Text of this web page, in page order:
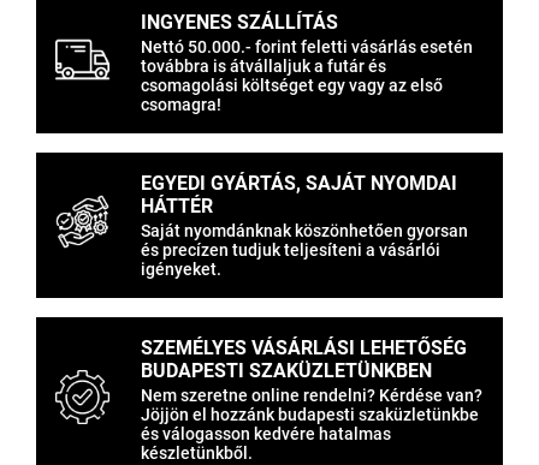
INGYENES SZÁLLÍTÁS
Nettó 50.000.- forint feletti vásárlás esetén
továbbra is átvállaljuk a futár és
csomagolási költséget egy vagy az első
csomagra!
EGYEDI GYÁRTÁS, SAJÁT NYOMDAI
HÁTTÉR
Saját nyomdánknak köszönhetően gyorsan
és precízen tudjuk teljesíteni a vásárlói
igényeket.
SZEMÉLYES VÁSÁRLÁSI LEHETŐSÉG
BUDAPESTI SZAKÜZLETÜNKBEN
Nem szeretne online rendelni? Kérdése van?
Jöjjön el hozzánk budapesti szaküzletünkbe
és válogasson kedvére hatalmas
készletünkből.